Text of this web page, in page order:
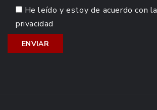
He leído y estoy de acuerdo con la
privacidad